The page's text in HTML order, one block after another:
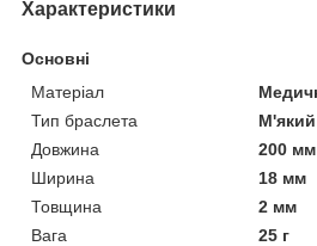
Характеристики
Основні
Матеріал
Тип браслета
М'який
Довжина
200 мм
Ширина
18 мм
Товщина
2 мм
Вага
25 г